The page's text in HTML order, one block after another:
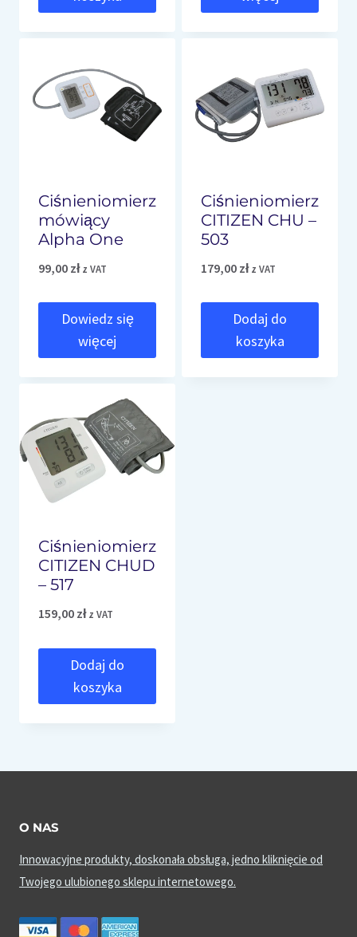
Ciśnieniomierz
mówiący
Alpha One
99,00 zł z VAT
Dowiedz się
więcej
Ciśnieniomierz
CITIZEN CHU –
503
179,00 zł z VAT
Dodaj do
koszyka
Ciśnieniomierz
CITIZEN CHUD
– 517
159,00 zł z VAT
Dodaj do
koszyka
O NAS
Innowacyjne produkty, doskonała obsługa, jedno kliknięcie od
Twojego ulubionego sklepu internetowego.